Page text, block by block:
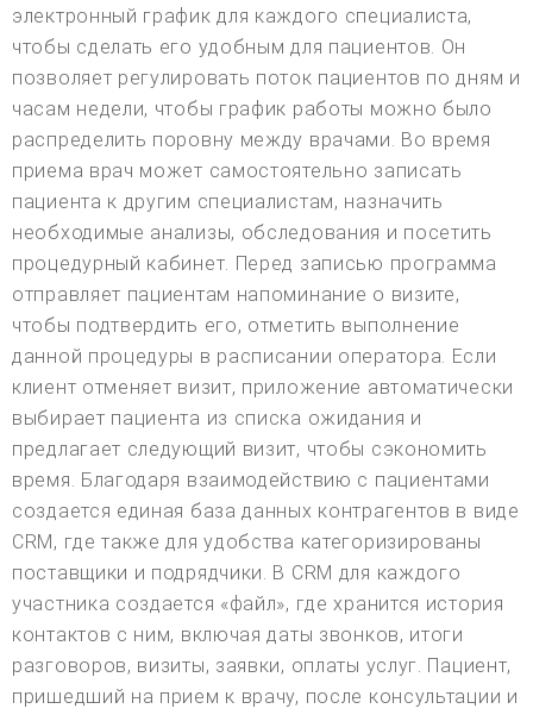
электронный график для каждого специалиста,
чтобы сделать его удобным для пациентов. Он
позволяет регулировать поток пациентов по дням и
часам недели, чтобы график работы можно было
распределить поровну между врачами. Во время
приема врач может самостоятельно записать
пациента к другим специалистам, назначить
необходимые анализы, обследования и посетить
процедурный кабинет. Перед записью программа
отправляет пациентам напоминание о визите,
чтобы подтвердить его, отметить выполнение
данной процедуры в расписании оператора. Если
клиент отменяет визит, приложение автоматически
выбирает пациента из списка ожидания и
предлагает следующий визит, чтобы сэкономить
время. Благодаря взаимодействию с пациентами
создается единая база данных контрагентов в виде
CRM, где также для удобства категоризированы
поставщики и подрядчики. В CRM для каждого
участника создается «файл», где хранится история
контактов с ним, включая даты звонков, итоги
разговоров, визиты, заявки, оплаты услуг. Пациент,
пришедший на прием к врачу, после консультации и